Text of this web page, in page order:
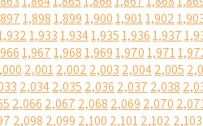
1,8981,8991,9001,9011,902
1,9331,9341,9351,9361,937
1,9671,9681,9691,9701,971
2,0012,002 2,003 2,0042,005
2,0342,035 2,036 2,037 2,038
2,066 2,067 2,068 2,069 2,070
2,098 2,099 2,100 2,1012,102 2,103